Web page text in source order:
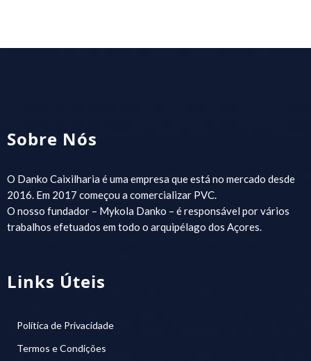
Sobre Nós
O Danko Caixilharia é uma empresa que está no mercado desde
2016. Em 2017 começou a comercializar PVC.
O nosso fundador – Mykola Danko – é responsável por vários
trabalhos efetuados em todo o arquipélago dos Açores.
Links Úteis
Política de Privacidade
Termos e Condições